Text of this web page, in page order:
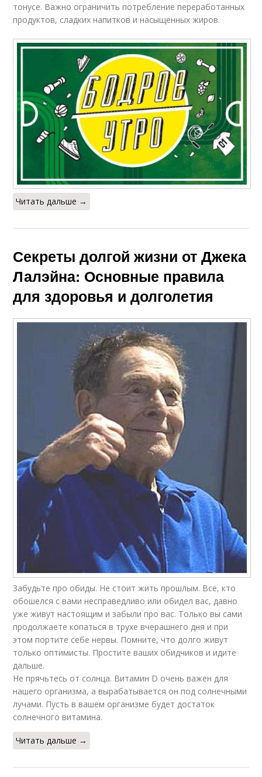
тонусе. Важно ограничить потребление переработанных
продуктов, сладких напитков и насыщенных жиров.
Читать дальше →
Секреты долгой жизни от Джека
Лалэйна: Основные правила
для здоровья и долголетия
Забудьте про обиды. Не стоит жить прошлым. Все, кто
обошелся с вами несправедливо или обидел вас, давно
уже живут настоящим и забыли про вас. Только вы сами
продолжаете копаться в трухе вчерашнего дня и при
этом портите себе нервы. Помните, что долго живут
только оптимисты. Простите ваших обидчиков и идите
дальше.
Не прячьтесь от солнца. Витамин D очень важен для
нашего организма, а вырабатывается он под солнечными
лучами. Пусть в вашем организме будет достаток
солнечного витамина.
Читать дальше →